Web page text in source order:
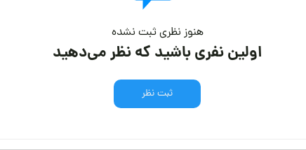
هنوز نظری ثبت نشده
اولین نفری باشید که نظر می‌دهید
ثبت نظر